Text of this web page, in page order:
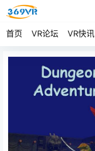
首页 VR论坛 VR快讯